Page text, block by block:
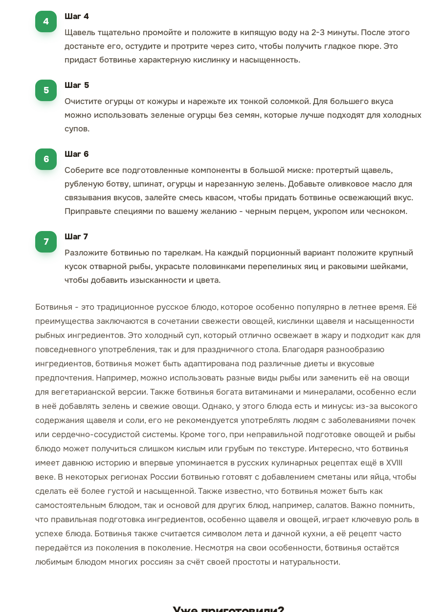
Шаг 4
Щавель тщательно промойте и положите в кипящую воду на 2-3 минуты. После этого
достаньте его, остудите и протрите через сито, чтобы получить гладкое пюре. Это
придаст ботвинье характерную кислинку и насыщенность.
Шаг 5
Очистите огурцы от кожуры и нарежьте их тонкой соломкой. Для большего вкуса
можно использовать зеленые огурцы без семян, которые лучше подходят для холодных
супов.
Шаг 6
Соберите все подготовленные компоненты в большой миске: протертый щавель,
рубленую ботву, шпинат, огурцы и нарезанную зелень. Добавьте оливковое масло для
связывания вкусов, залейте смесь квасом, чтобы придать ботвинье освежающий вкус.
Приправьте специями по вашему желанию - черным перцем, укропом или чесноком.
Шаг 7
Разложите ботвинью по тарелкам. На каждый порционный вариант положите крупный
кусок отварной рыбы, украсьте половинками перепелиных яиц и раковыми шейками,
чтобы добавить изысканности и цвета.
Ботвинья - это традиционное русское блюдо, которое особенно популярно в летнее время. Её
преимущества заключаются в сочетании свежести овощей, кислинки щавеля и насыщенности
рыбных ингредиентов. Это холодный суп, который отлично освежает в жару и подходит как для
повседневного употребления, так и для праздничного стола. Благодаря разнообразию
ингредиентов, ботвинья может быть адаптирована под различные диеты и вкусовые
предпочтения. Например, можно использовать разные виды рыбы или заменить её на овощи
для вегетарианской версии. Также ботвинья богата витаминами и минералами, особенно если
в неё добавлять зелень и свежие овощи. Однако, у этого блюда есть и минусы: из-за высокого
содержания щавеля и соли, его не рекомендуется употреблять людям с заболеваниями почек
или сердечно-сосудистой системы. Кроме того, при неправильной подготовке овощей и рыбы
блюдо может получиться слишком кислым или грубым по текстуре. Интересно, что ботвинья
имеет давнюю историю и впервые упоминается в русских кулинарных рецептах ещё в XVIII
веке. В некоторых регионах России ботвинью готовят с добавлением сметаны или яйца, чтобы
сделать её более густой и насыщенной. Также известно, что ботвинья может быть как
самостоятельным блюдом, так и основой для других блюд, например, салатов. Важно помнить,
что правильная подготовка ингредиентов, особенно щавеля и овощей, играет ключевую роль в
успехе блюда. Ботвинья также считается символом лета и дачной кухни, а её рецепт часто
передаётся из поколения в поколение. Несмотря на свои особенности, ботвинья остаётся
любимым блюдом многих россиян за счёт своей простоты и натуральности.